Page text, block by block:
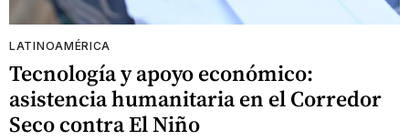
LATINOAMÉRICA
Tecnología y apoyo económico:
asistencia humanitaria en el Corredor
Seco contra El Niño